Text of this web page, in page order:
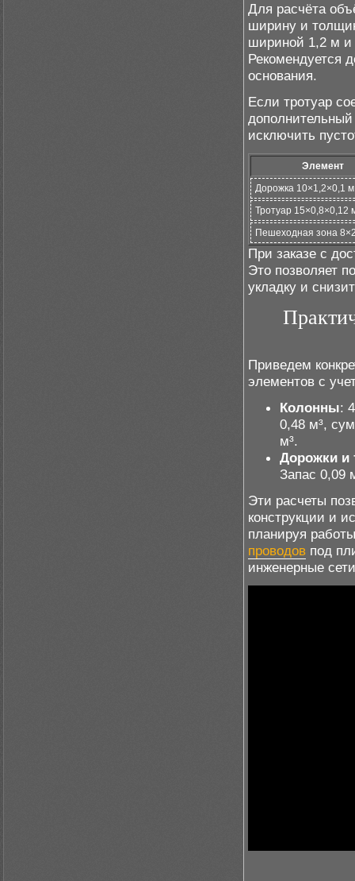
Для расчёта
ширину и
шириной 1,2 м и
Рекомендуется
основания.
Если тротуар
исключить
Элемент
Дорожка 10×1,2×0,1 м
Тротуар 15×0,8×0,12
Пешеходная зона
При заказе с
Это позволяет
укладку и
Приведем
элементов с
Колонны:
0,48 м³,
м³.
Дорожки и
Запас 0,09
Эти расчеты
конструкции и
планируя
проводов под
инженерные